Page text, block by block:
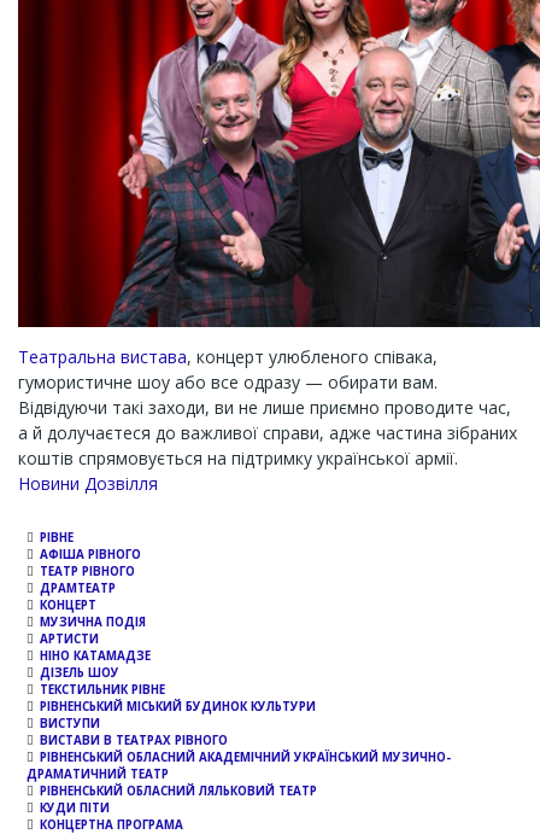
Театральна вистава, концерт улюбленого співака,
гумористичне шоу або все одразу — обирати вам.
Відвідуючи такі заходи, ви не лише приємно проводите час,
а й долучаєтеся до важливої справи, адже частина зібраних
коштів спрямовується на підтримку української армії.
Channel
Новини Дозвілля
РІВНЕ
АФІША РІВНОГО
ТЕАТР РІВНОГО
ДРАМТЕАТР
КОНЦЕРТ
МУЗИЧНА ПОДІЯ
АРТИСТИ
НІНО КАТАМАДЗЕ
ДІЗЕЛЬ ШОУ
ТЕКСТИЛЬНИК РІВНЕ
РІВНЕНСЬКИЙ МІСЬКИЙ БУДИНОК КУЛЬТУРИ
ВИСТУПИ
ВИСТАВИ В ТЕАТРАХ РІВНОГО
РІВНЕНСЬКИЙ ОБЛАСНИЙ АКАДЕМІЧНИЙ УКРАЇНСЬКИЙ МУЗИЧНО-
ДРАМАТИЧНИЙ ТЕАТР
РІВНЕНСЬКИЙ ОБЛАСНИЙ ЛЯЛЬКОВИЙ ТЕАТР
КУДИ ПІТИ
КОНЦЕРТНА ПРОГРАМА